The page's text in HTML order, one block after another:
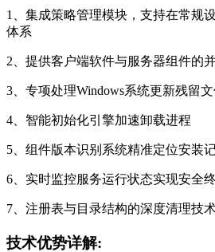
1、集成策略管理模块，支持在常规
体系
2、提供客户端软件与服务器组件的
3、专项处理Windows系统更新残留
4、智能初始化引擎加速卸载进程
5、组件版本识别系统精准定位安装
6、实时监控服务运行状态实现安全
7、注册表与目录结构的深度清理技
技术优势详解: